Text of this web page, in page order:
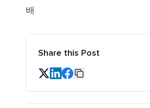
배
Share this Post